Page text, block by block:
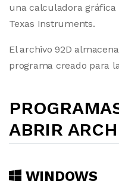
una calculadora
Texas Instruments.
El archivo 92D
programa creado para
ABRIR
WINDOWS